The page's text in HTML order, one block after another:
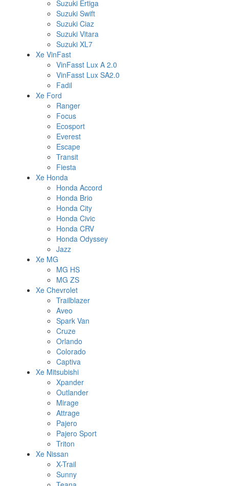
Suzuki Ertiga
Suzuki Swift
Suzuki Ciaz
Suzuki Vitara
Suzuki XL7
Xe VinFast
VinFasst Lux A 2.0
VinFasst Lux SA2.0
Fadil
Xe Ford
Ranger
Focus
Ecosport
Everest
Escape
Transit
Fiesta
Xe Honda
Honda Accord
Honda Brio
Honda City
Honda Civic
Honda CRV
Honda Odyssey
Jazz
Xe MG
MG HS
MG ZS
Xe Chevrolet
Trailblazer
Aveo
Spark Van
Cruze
Orlando
Colorado
Captiva
Xe Mitsubishi
Xpander
Outlander
Mirage
Attrage
Pajero
Pajero Sport
Triton
Xe Nissan
X-Trail
Sunny